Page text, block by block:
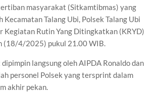
masyarakat (Sitkamtibmas) yang
Kecamatan Talang Ubi, Polsek Talang Ubi
Kegiatan Rutin Yang Ditingkatkan (KRYD)
(18/4/2025) pukul 21.00 WIB.
langsung oleh AIPDA Ronaldo dan
personel Polsek yang tersprint dalam
akhir pekan.